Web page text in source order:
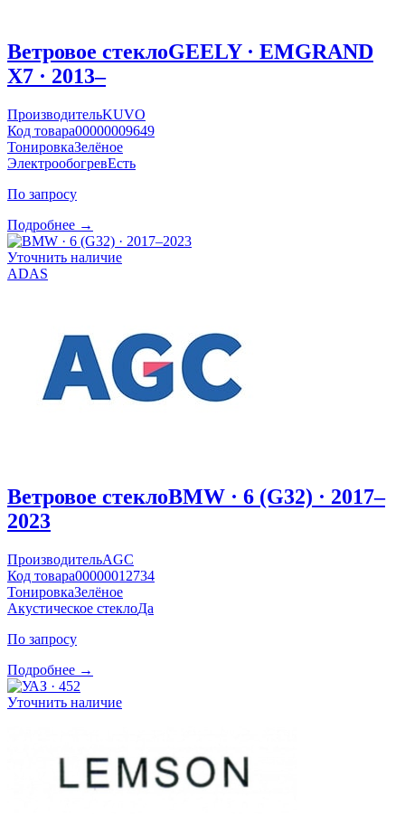
Ветровое стеклоGEELY · EMGRAND
X7 · 2013–
ПроизводительKUVO
Код товара00000009649
ТонировкаЗелёное
ЭлектрообогревЕсть
По запросу
Подробнее →
Уточнить наличие
ADAS
Ветровое стеклоBMW · 6 (G32) · 2017–
2023
ПроизводительAGC
Код товара00000012734
ТонировкаЗелёное
Акустическое стеклоДа
По запросу
Подробнее →
Уточнить наличие